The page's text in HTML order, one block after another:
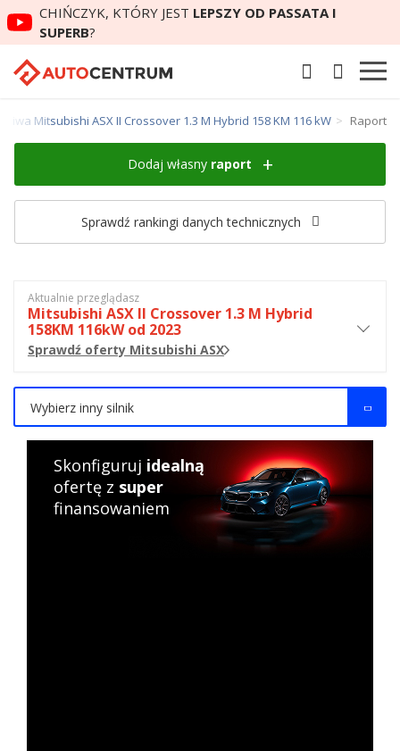
CHIŃCZYK, KTÓRY JEST LEPSZY OD PASSATA I
SUPERB?
Mitsubishi ASX II Crossover 1.3 M Hybrid 158 KM 116 kW Raport
Dodaj własny raport
Sprawdź rankingi danych technicznych
Aktualnie przeglądasz
Mitsubishi ASX II Crossover 1.3 M Hybrid
158KM 116kW od 2023
Sprawdź oferty Mitsubishi ASX
Wybierz inny silnik
Skonfiguruj idealną
ofertę z super
finansowaniem